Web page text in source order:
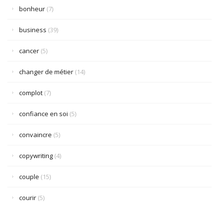
bonheur (7)
business (39)
cancer (5)
changer de métier (14)
complot (7)
confiance en soi (5)
convaincre (5)
copywriting (4)
couple (15)
courir (5)